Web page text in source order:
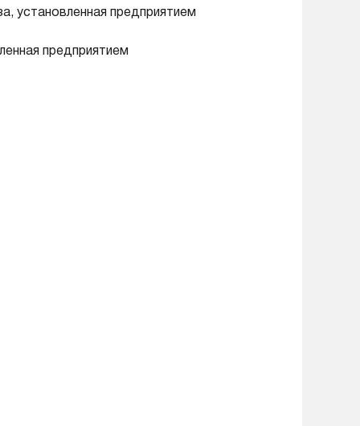
установленная предприятием
предприятием